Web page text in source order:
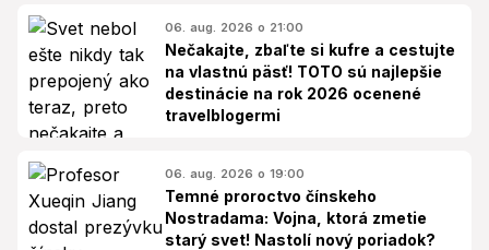
06. aug. 2026 o 21:00
Nečakajte, zbaľte si kufre a cestujte
na vlastnú päsť! TOTO sú najlepšie
destinácie na rok 2026 ocenené
travelblogermi
06. aug. 2026 o 19:00
Temné proroctvo čínskeho
Nostradama: Vojna, ktorá zmetie
starý svet! Nastolí nový poriadok?